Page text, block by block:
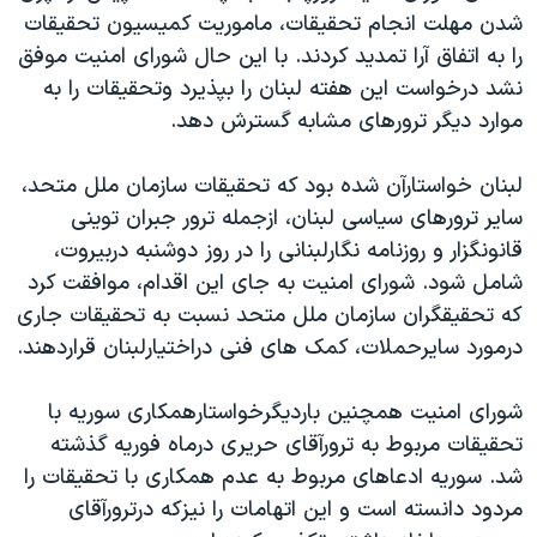
فرهنگ و زندگی
حقوق شهروندی
اقتصادی
اسرائیل در جنگ
گالری عکس
آرشیو پخش زنده
مستندها
انتخابات ریاست جمهوری آمریکا ۲۰۲۴
حمله جمهوری اسلامی به اسرائیل
ورزش زنان در ایران
اعتراضات زن، زندگی، آزادی
مجموعه مستندهای دادخواهی
تریبونال مردمی آبان ۹۸
چهل سال گروگان‌گیری
قانون شفافیت دارائی کادر رهبری ایران
اعتراضات مردمی آبان ۹۸
دنبال کنید
زبانهای مختلف
شدن مهلت انجام تحقيقات، ماموريت کميسيون تحقيقات
را به اتفاق آرا تمديد کردند. با اين حال شورای امنيت موفق
نشد درخواست اين هفته لبنان را بپذيرد وتحقيقات را به
موارد ديگر ترورهای مشابه گسترش دهد.
لبنان خواستارآن شده بود که تحقيقات سازمان ملل متحد،
ساير ترورهای سياسی لبنان، ازجمله ترور جبران توينی
قانونگزار و روزنامه نگارلبنانی را در روز دوشنبه دربيروت،
شامل شود. شورای امنيت به جای اين اقدام، موافقت کرد
که تحقيقگران سازمان ملل متحد نسبت به تحقيقات جاری
درمورد سايرحملات، کمک های فنی دراختيارلبنان قراردهند.
شورای امنيت همچنين بارديگرخواستارهمکاری سوريه با
تحقيقات مربوط به ترورآقای حريری درماه فوريه گذشته
شد. سوريه ادعاهای مربوط به عدم همکاری با تحقيقات را
مردود دانسته است و اين اتهامات را نيزکه درترورآقای